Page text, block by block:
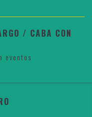
/ CABA CON
eventos